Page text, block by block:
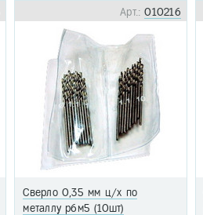
Арт.:010216
Сверло 0,35 мм ц/х по
металлу р6м5 (10шт)